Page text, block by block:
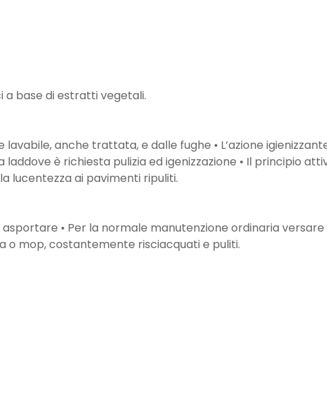
a base di estratti vegetali.
anche trattata, e dalle fughe • L’azione
è richiesta pulizia ed igenizzazione • Il principio
lucentezza ai pavimenti ripuliti.
• Per la normale manutenzione ordinaria
o mop, costantemente risciacquati e puliti.